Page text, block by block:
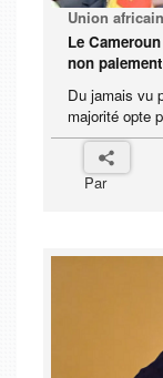
Union
Le
non
Du jamais vu
majorité opte
Par